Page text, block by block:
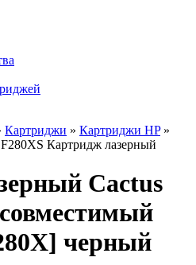
Картриджи » Картриджи HP»
Картридж лазерный
Cactus
черный